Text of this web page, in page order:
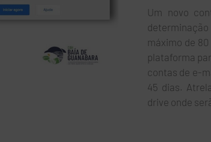
Um novo
máximo de
plataforma
contas de e-
45 dias.
drive onde